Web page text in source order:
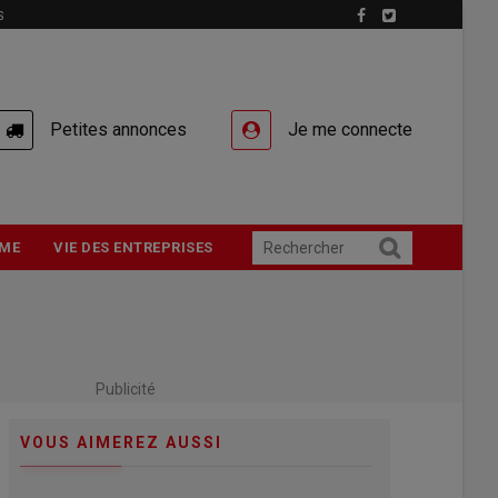
Petites annonces Je me connecte
VIE DES ENTREPRISES
Publicité
VOUS AIMEREZ AUSSI